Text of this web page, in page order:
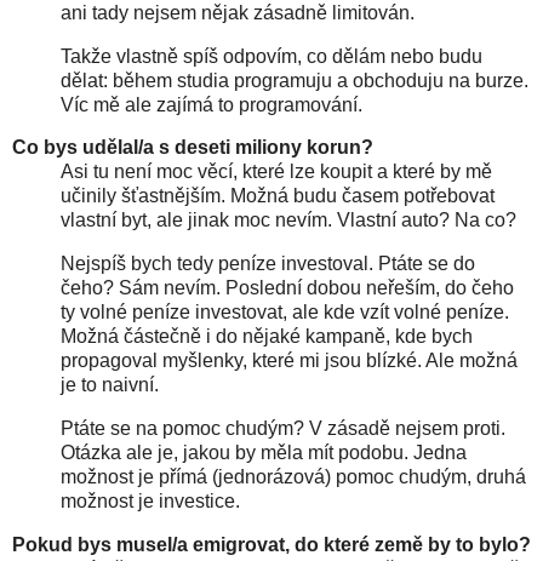
ani tady nejsem nějak zásadně limitován.
Takže vlastně spíš odpovím, co dělám nebo budu
dělat: během studia programuju a obchoduju na burze.
Víc mě ale zajímá to programování.
Co bys udělal/a s deseti miliony korun?
Asi tu není moc věcí, které lze koupit a které by mě
učinily šťastnějším. Možná budu časem potřebovat
vlastní byt, ale jinak moc nevím. Vlastní auto? Na co?
Nejspíš bych tedy peníze investoval. Ptáte se do
čeho? Sám nevím. Poslední dobou neřeším, do čeho
ty volné peníze investovat, ale kde vzít volné peníze.
Možná částečně i do nějaké kampaně, kde bych
propagoval myšlenky, které mi jsou blízké. Ale možná
je to naivní.
Ptáte se na pomoc chudým? V zásadě nejsem proti.
Otázka ale je, jakou by měla mít podobu. Jedna
možnost je přímá (jednorázová) pomoc chudým, druhá
možnost je investice.
Pokud bys musel/a emigrovat, do které země by to bylo?